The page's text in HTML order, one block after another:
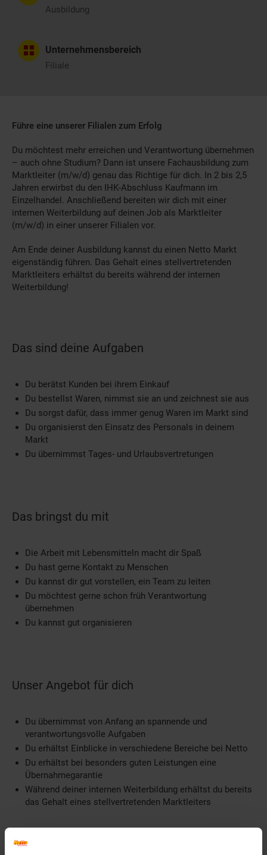
Ausbildung
Unternehmensbereich
Filiale
Führe eine unserer Filialen zum Erfolg
Du möchtest mehr erreichen und Verantwortung übernehmen
– auch ohne Studium? Dann ist unsere Fachausbildung zum
Marktleiter (m/w/d) genau das Richtige für dich. In 2 bis 2,5
Jahren erwirbst du den IHK-Abschluss Kaufmann im
Einzelhandel. Anschließend bereiten wir dich mit einer
internen Weiterbildung auf deinen Job als Marktleiter
(m/w/d) in einer unserer Filialen vor.
Am Ende deiner Ausbildung kannst du einen Netto Markt
eigenständig führen. Das Gehalt eines stellvertretenden
Marktleiters erhältst du bereits während der internen
Weiterbildung!
Das sind deine Aufgaben
Du berätst Kunden bei ihrem Einkauf
Du bestellst Waren, nimmst sie an und zeichnest sie aus
Du sorgst dafür, dass immer genug Waren im Markt sind
Du organisierst den Einsatz des Personals in deinem
Markt
Du übernimmst Tages- und Urlaubsvertretungen
Das bringst du mit
Die Arbeit mit Lebensmitteln macht dir Spaß
Du hast gerne Kontakt zu Menschen
Du kannst dir gut vorstellen, ein Team zu leiten
Du möchtest gerne schon früh Verantwortung
übernehmen
Du kannst gut organisieren
Unser Angebot für dich
Du übernimmst von Anfang an spannende und
verantwortungsvolle Aufgaben
Du erhältst Einblicke in verschiedene Bereiche bei Netto
Du erhältst bei besonders guten Leistungen eine
Übernahmegarantie
Während deiner internen Weiterbildung erhältst du bereits
das Gehalt eines stellvertretenden Marktleiters